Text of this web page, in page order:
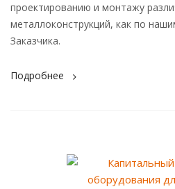
проектированию и монтажу
металлоконструкций, как по
Заказчика.
Подробнее